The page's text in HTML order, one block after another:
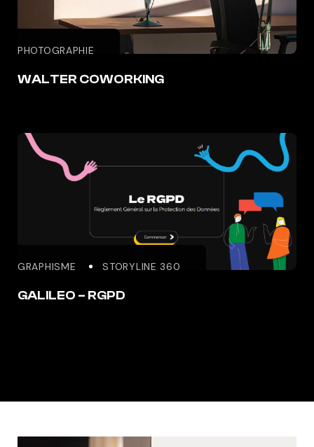
PHOTOGRAPHIE
WALTER COWORKING
GRAPHISME STORYLINE 360
GALILEO – RGPD